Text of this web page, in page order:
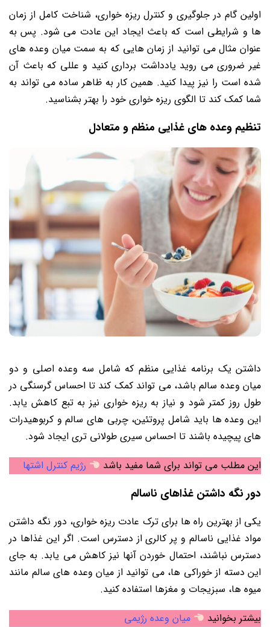
اولین گام در جلوگیری و کنترل ریزه خواری، شناخت کامل از زمان
ها و شرایطی است که باعث ایجاد این عادت می شود. پس به
عنوان مثال می توانید از زمان هایی که به سمت میان وعده های
غیر ضروری می روید یادداشت برداری کنید و عللی که باعث آن
شده است را نیز پیدا کنید. همین کار به ظاهر ساده می تواند به
شما کمک کند تا الگوی ریزه خواری خود را بهتر بشناسید.
تنظیم وعده های غذایی منظم و متعادل
داشتن یک برنامه غذایی منظم که شامل سه وعده اصلی و دو
میان وعده سالم باشد، می تواند کمک کند تا احساس گرسنگی در
طول روز کمتر شود و نیاز به ریزه خواری نیز به تبع کاهش یابد.
این وعده ها باید شامل پروتئین، چربی های سالم و کربوهیدرات
های پیچیده باشند تا احساس سیری طولانی تری ایجاد شود.
این مطلب می تواند برای شما مفید باشد
رژیم کنترل اشتها
دور نگه داشتن غذاهای ناسالم
یکی از بهترین راه ها برای ترک عادت ریزه خواری، دور نگه داشتن
مواد غذایی ناسالم و پر کالری از دسترس است. اگر این غذاها در
دسترس نباشند، احتمال خوردن آنها نیز کاهش می یابد. به جای
این دسته از خوراکی ها، می توانید از میان وعده های سالم مانند
میوه ها، سبزیجات و مغزها استفاده کنید.
بیشتر بخوانید
میان وعده رژیمی